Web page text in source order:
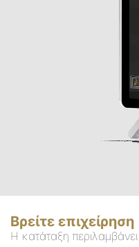
Βρείτε επιχείρηση
Η κατάταξη